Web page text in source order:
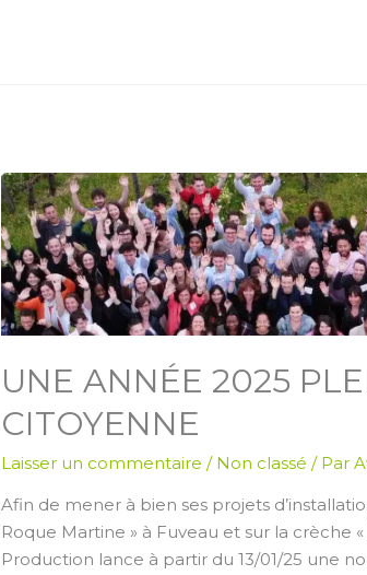
UNE ANNÉE 2025
CITOYENNE
Laisser un commentaire / Non classé / Par
Afin de mener à bien ses projets
Roque Martine » à Fuveau et sur la crèche
Production lance à partir du 13/01/25 une